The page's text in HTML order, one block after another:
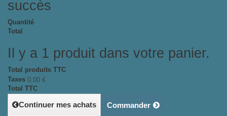
succès
Quantité
Total
Il y a 1 produit dans votre panier.
Total produits TTC
Taxes 0,00 €
Total TTC
Continuer mes achats Commander